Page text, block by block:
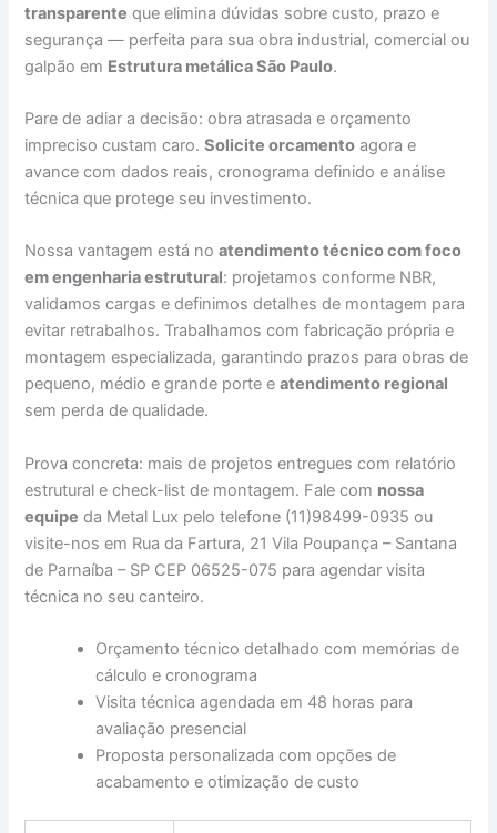
transparente que elimina dúvidas sobre custo, prazo e
segurança — perfeita para sua obra industrial, comercial ou
galpão em Estrutura metálica São Paulo.
Pare de adiar a decisão: obra atrasada e orçamento
impreciso custam caro.Solicite orcamento agora e
avance com dados reais, cronograma definido e análise
técnica que protege seu investimento.
Nossa vantagem está noatendimento técnico com foco
em engenharia estrutural: projetamos conforme NBR,
validamos cargas e definimos detalhes de montagem para
evitar retrabalhos. Trabalhamos com fabricação própria e
montagem especializada, garantindo prazos para obras de
pequeno, médio e grande porte eatendimento regional
sem perda de qualidade.
Prova concreta: mais de projetos entregues com relatório
estrutural e check-list de montagem. Fale com nossa
equipe da Metal Lux pelo telefone (11)98499-0935 ou
visite-nos em Rua da Fartura, 21 Vila Poupança – Santana
de Parnaíba – SP CEP 06525-075 para agendar visita
técnica no seu canteiro.
Orçamento técnico detalhado com memórias de
cálculo e cronograma
Visita técnica agendada em 48 horas para
avaliação presencial
Proposta personalizada com opções de
acabamento e otimização de custo